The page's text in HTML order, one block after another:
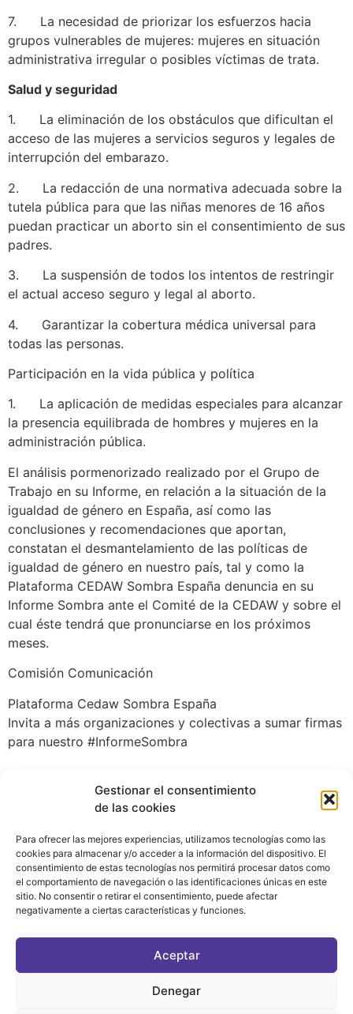
Gestionar el consentimiento
de las cookies
Para ofrecer las mejores experiencias, utilizamos tecnologías como las
cookies para almacenar y/o acceder a la información del dispositivo. El
consentimiento de estas tecnologías nos permitirá procesar datos como
el comportamiento de navegación o las identificaciones únicas en este
sitio. No consentir o retirar el consentimiento, puede afectar
negativamente a ciertas características y funciones.
Aceptar
Denegar
7. La necesidad de priorizar los esfuerzos hacia
grupos vulnerables de mujeres: mujeres en situación
administrativa irregular o posibles víctimas de trata.
Salud y seguridad
1. La eliminación de los obstáculos que dificultan el
acceso de las mujeres a servicios seguros y legales de
interrupción del embarazo.
2. La redacción de una normativa adecuada sobre la
tutela pública para que las niñas menores de 16 años
puedan practicar un aborto sin el consentimiento de sus
padres.
3. La suspensión de todos los intentos de restringir
el actual acceso seguro y legal al aborto.
4. Garantizar la cobertura médica universal para
todas las personas.
Participación en la vida pública y política
1. La aplicación de medidas especiales para alcanzar
la presencia equilibrada de hombres y mujeres en la
administración pública.
El análisis pormenorizado realizado por el Grupo de
Trabajo en su Informe, en relación a la situación de la
igualdad de género en España, así como las
conclusiones y recomendaciones que aportan,
constatan el desmantelamiento de las políticas de
igualdad de género en nuestro país, tal y como la
Plataforma CEDAW Sombra España denuncia en su
Informe Sombra ante el Comité de la CEDAW y sobre el
cual éste tendrá que pronunciarse en los próximos
meses.
Comisión Comunicación
Plataforma Cedaw Sombra España
Invita a más organizaciones y colectivas a sumar firmas
para nuestro #InformeSombra
ASOCIATE AL FÓRUM
C/ BRAVO MURILLO, 4 DESPACHO 5. 28015 MADRID